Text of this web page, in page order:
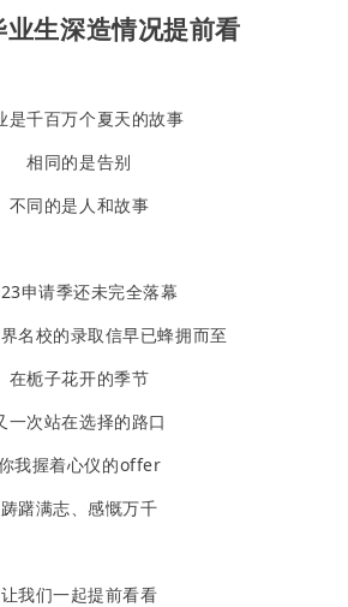
业生深造情况提前看
是千百万个夏天的故事
相同的是告别
不同的是人和故事
申请季还未完全落幕
名校的录取信早已蜂拥而至
在栀子花开的季节
一次站在选择的路口
我握着心仪的offer
踌躇满志、感慨万千
让我们一起提前看看